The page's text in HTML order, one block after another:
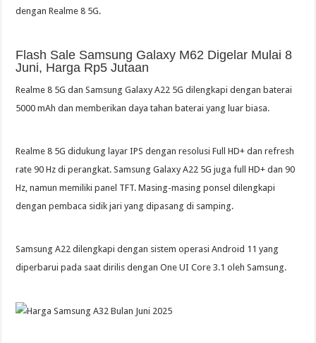
dengan Realme 8 5G.
Flash Sale Samsung Galaxy M62 Digelar Mulai 8
Juni, Harga Rp5 Jutaan
Realme 8 5G dan Samsung Galaxy A22 5G dilengkapi dengan baterai
5000 mAh dan memberikan daya tahan baterai yang luar biasa.
Realme 8 5G didukung layar IPS dengan resolusi Full HD+ dan refresh
rate 90 Hz di perangkat. Samsung Galaxy A22 5G juga full HD+ dan 90
Hz, namun memiliki panel TFT. Masing-masing ponsel dilengkapi
dengan pembaca sidik jari yang dipasang di samping.
Samsung A22 dilengkapi dengan sistem operasi Android 11 yang
diperbarui pada saat dirilis dengan One UI Core 3.1 oleh Samsung.